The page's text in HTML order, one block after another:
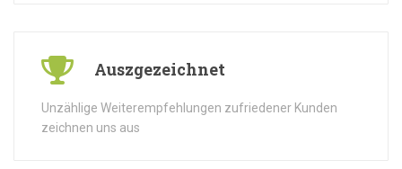
Auszgezeichnet
Unzählige Weiterempfehlungen zufriedener Kunden
zeichnen uns aus